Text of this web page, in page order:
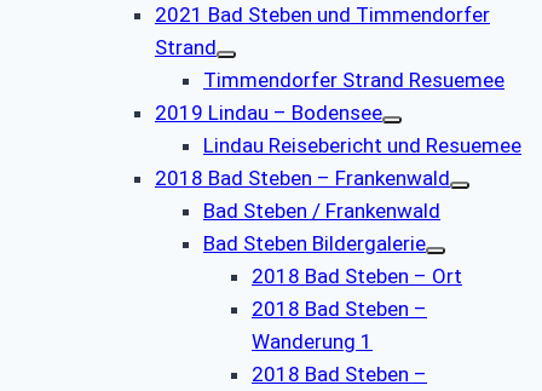
2021 Bad Steben und Timmendorfer
Strand
Timmendorfer Strand Resuemee
2019 Lindau – Bodensee
Lindau Reisebericht und Resuemee
2018 Bad Steben – Frankenwald
Bad Steben / Frankenwald
Bad Steben Bildergalerie
2018 Bad Steben – Ort
2018 Bad Steben –
Wanderung 1
2018 Bad Steben –